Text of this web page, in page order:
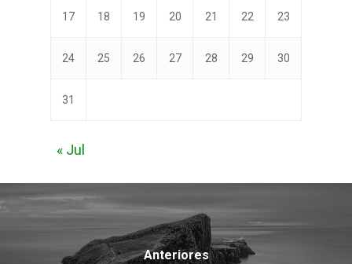
17 18 19 20 21 22 23
24 25 26 27 28 29 30
31
« Jul
Anteriores